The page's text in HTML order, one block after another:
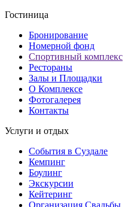
Гостиница
Бронирование
Номерной фонд
Спортивный комплекс
Рестораны
Залы и Площадки
О Комплексе
Фотогалерея
Контакты
Услуги и отдых
События в Суздале
Кемпинг
Боулинг
Экскурсии
Кейтеринг
Организация Cвадьбы